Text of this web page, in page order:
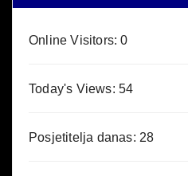
Online Visitors:0
Today's Views: 54
Posjetitelja danas: 28